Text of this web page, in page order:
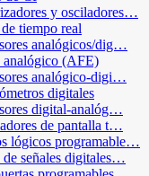
y osciladores…
tiempo real
analógicos/dig…
analógico (AFE)
analógico-digi…
digitales
digital-analóg…
de pantalla t…
lógicos programable…
de señales digitales…